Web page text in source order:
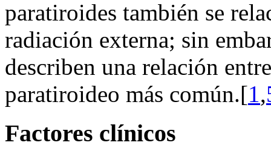
paratiroides también se
radiación externa; sin
describen una relación
paratiroideo más común.[1,
Factores clínicos